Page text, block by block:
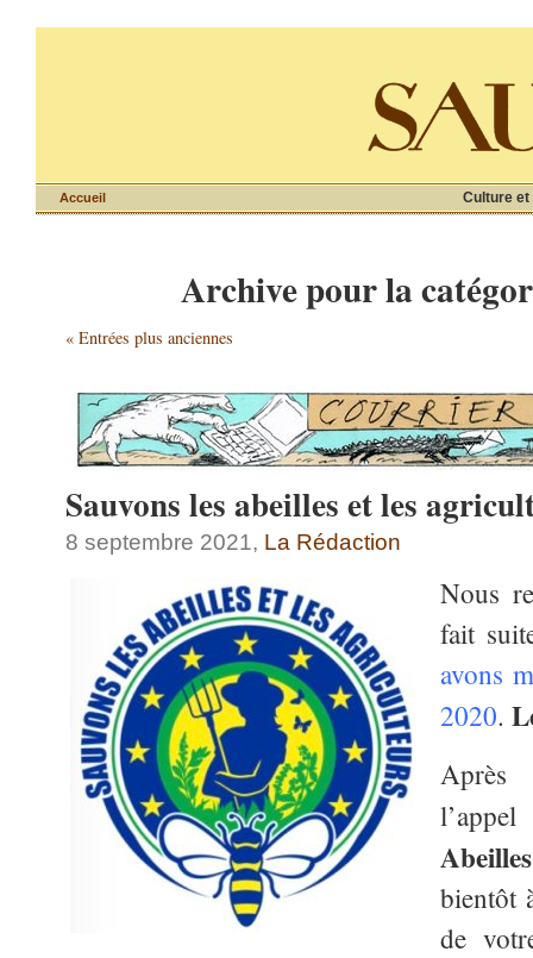
Culture et
Accueil
Archive pour la
« Entrées plus anciennes
Sauvons les abeilles et les
8 septembre 2021, La Rédaction
Nous
fait
avons
2020.
Après
bientôt
de